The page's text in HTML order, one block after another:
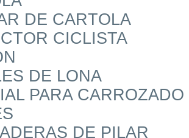
DE CARTOLA
CICLISTA
DE LONA
PARA CARROZADO
DE PILAR